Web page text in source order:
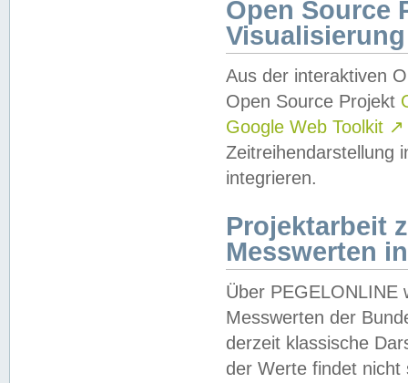
Open Source
Visualisierung
Aus der interaktiven
Open Source Projekt
Google Web Toolkit ↗
Zeitreihendarstellung
integrieren.
Projektarbeit
Messwerten
Über PEGELONLINE
Messwerten der
derzeit klassische
der Werte findet